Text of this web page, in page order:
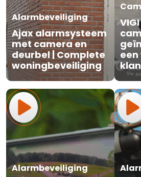
Alarmbeveiliging
Ajax alarmsysteem
met camera en
deurbel | Complete
woningbeveiliging
een
Alarmbeveiliging